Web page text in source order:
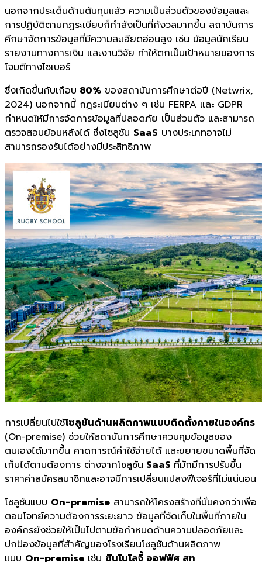
นอกจากประเด็นด้านต้นทุนแล้ว ความเป็นส่วนตัวของข้อมูลและ
การปฏิบัติตามกฎระเบียบก็กำลังเป็นที่กังวลมากขึ้น สถาบันการ
ศึกษาจัดการข้อมูลที่มีความละเอียดอ่อนสูง เช่น ข้อมูลนักเรียน
รายงานทางการเงิน และงานวิจัย ทำให้ตกเป็นเป้าหมายของการ
โจมตีทางไซเบอร์
ซึ่งเกิดขึ้นกับเกือบ 80% ของสถาบันการศึกษาต่อปี (Netwrix,
2024) นอกจากนี้ กฎระเบียบต่าง ๆ เช่น FERPA และ GDPR
กำหนดให้มีการจัดการข้อมูลที่ปลอดภัย เป็นส่วนตัว และสามารถ
ตรวจสอบย้อนหลังได้ ซึ่งโซลูชัน SaaS บางประเภทอาจไม่
สามารถรองรับได้อย่างมีประสิทธิภาพ
การเปลี่ยนไปใช้โซลูชันด้านผลิตภาพแบบติดตั้งภายในองค์กร
(On-premise) ช่วยให้สถาบันการศึกษาควบคุมข้อมูลของ
ตนเองได้มากขึ้น คาดการณ์ค่าใช้จ่ายได้ และขยายขนาดพื้นที่จัด
เก็บได้ตามต้องการ ต่างจากโซลูชัน SaaS ที่มักมีการปรับขึ้น
ราคาค่าสมัครสมาชิกและอาจมีการเปลี่ยนแปลงฟีเจอร์ที่ไม่แน่นอน
โซลูชันแบบ On-premise สามารถให้โครงสร้างที่มั่นคงกว่าเพื่อ
ตอบโจทย์ความต้องการระยะยาว ข้อมูลที่จัดเก็บในพื้นที่ภายใน
องค์กรยังช่วยให้เป็นไปตามข้อกำหนดด้านความปลอดภัยและ
ปกป้องข้อมูลที่สำคัญของโรงเรียนโซลูชันด้านผลิตภาพ
แบบ On-premise เช่น ซินโนโลจี้ ออฟฟิศ สูท